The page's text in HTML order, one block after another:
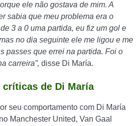
ele não gostava de mim. A
sabia que meu problema era o
3 a 0 uma partida, eu fiz um gol e
no dia seguinte ele me ligou e me
passes que errei na partida. Foi o
carreira”, disse Di María.
críticas de Di María
seu comportamento com Di María
Manchester United, Van Gaal